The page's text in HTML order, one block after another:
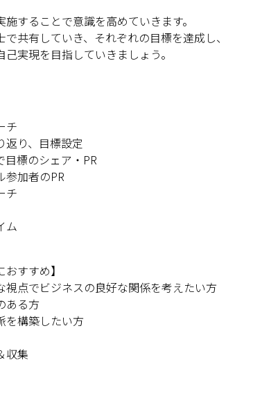
施することで意識を高めていきます。
で共有していき、それぞれの目標を達成し、
己実現を目指していきましょう。
チ
返り、目標設定
目標のシェア・PR
参加者のPR
チ
ム
おすすめ】
視点でビジネスの良好な関係を考えたい方
ある方
を構築したい方
収集